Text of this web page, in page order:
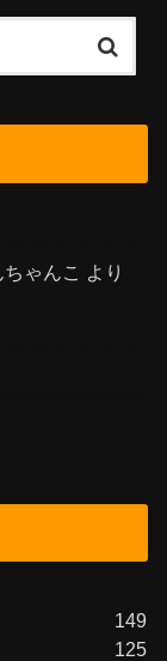
ゃんこ より
149
125